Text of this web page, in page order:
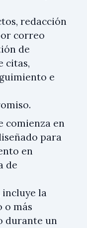
redacción
correo
de
citas,
e
comienza en
para
en
de
incluye la
o más
durante un